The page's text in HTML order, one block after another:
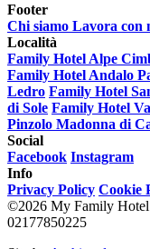
Footer
Chi siamo Lavora con
Località
Family Hotel Alpe
Family Hotel Andalo
Ledro Family Hotel
di Sole Family Hotel
Pinzolo Madonna di
Social
Facebook Instagram
Info
Privacy Policy Cookie
©2026 My Family
02177850225